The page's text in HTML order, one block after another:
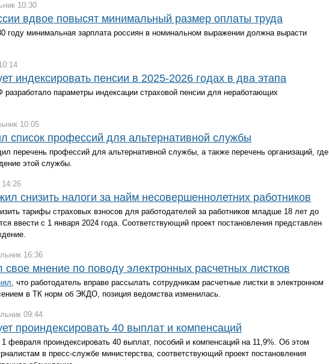
10:30
вдвое повысят минимальный размер оплаты труда
году минимальная зарплата россиян в номинальном выражении должна вырасти
индексировать пенсии в 2025-2026 годах в два этапа
разработало параметры индексации страховой пенсии для неработающих
10:05
список профессий для альтернативной службы
перечень профессий для альтернативной службы, а также перечень организаций, где
этой службы.
14:26
снизить налоги за найм несовершеннолетних работников
тарифы страховых взносов для работодателей за работников младше 18 лет до
ввести с 1 января 2024 года. Соответствующий проект постановления представлен
16:36
мнение по поводу электронных расчетных листков
, что работодатель вправе рассылать сотрудникам расчетные листки в электронном
в ТК норм об ЭКДО, позиция ведомства изменилась.
09:44
проиндексировать 40 выплат и компенсаций
февраля проиндексировать 40 выплат, пособий и компенсаций на 11,9%. Об этом
в пресс-службе министерства, соответствующий проект постановления